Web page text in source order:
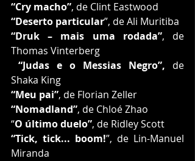
“Cry macho”, de Clint Eastwood
“Deserto particular”, de Ali Muritiba
“Druk – mais uma rodada”, de
Thomas Vinterberg
“Judas e o Messias Negro”, de
Shaka King
“Meu pai”, de Florian Zeller
“Nomadland”, de Chloé Zhao
“O último duelo”, de Ridley Scott
“Tick, tick... boom!”, de Lin-Manuel
Miranda